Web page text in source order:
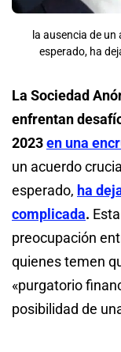
la ausencia de
esperado, ha
La Sociedad
enfrentan
2023en una
un acuerdo
esperado, ha
complicada.
preocupación
quienes temen
«purgatorio
posibilidad de